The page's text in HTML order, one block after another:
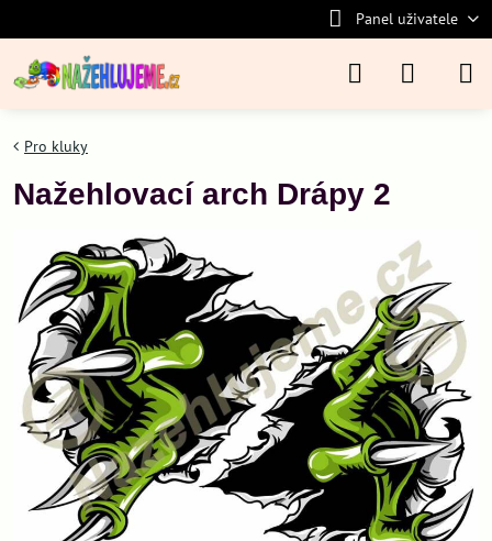
Panel uživatele
Pro kluky
Nažehlovací arch Drápy 2